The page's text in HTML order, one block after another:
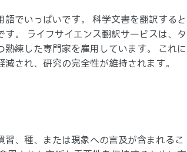
でいっぱいです。 科学文書を翻訳すると
。 ライフサイエンス翻訳サービスは、タ
練した専門家を雇用しています。 これに
され、研究の完全性が維持されます。
、種、または現象への言及が含まれるこ